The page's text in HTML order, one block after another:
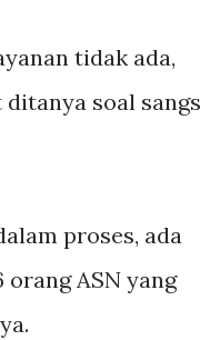
tidak ada,
soal
proses, ada
ASN yang